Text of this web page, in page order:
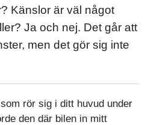
Känslor är väl något
Ja och nej. Det går att
men det gör sig inte
rör sig i ditt huvud under
den där bilen in mitt